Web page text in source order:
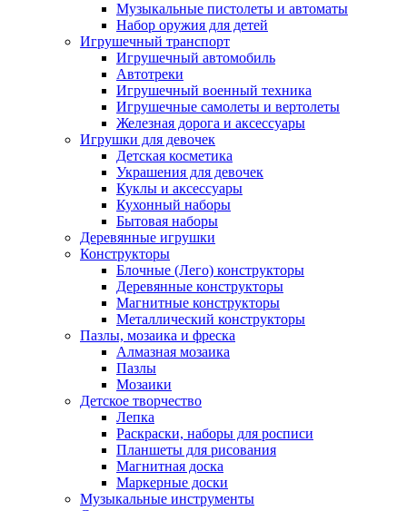
Музыкальные пистолеты и автоматы
Набор оружия для детей
Игрушечный транспорт
Игрушечный автомобиль
Aвтотреки
Игрушечный военный техника
Игрушечные самолеты и вертолеты
Железная дорога и аксессуары
Игрушки для девочек
Детская косметика
Украшения для девочек
Куклы и аксессуары
Кухонный наборы
Бытовая наборы
Деревянные игрушки
Конструкторы
Блочные (Лего) конструкторы
Деревянные конструкторы
Магнитные конструкторы
Металлический конструкторы
Пазлы, мозаика и фреска
Алмазная мозаика
Пазлы
Мозаики
Детское творчество
Лепка
Раскраски, наборы для росписи
Планшеты для рисования
Магнитная доска
Маркерные доски
Музыкальные инструменты